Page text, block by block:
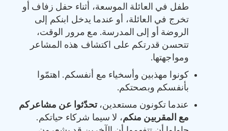
طفل في العائلة الموسعة، أثناء حفل زفاف أو
تخرج في العائلة، أو عندما يدخل ابنكم إلى
الروضة أو إلى المدرسة. مع مرور الوقت،
تتحسن قدرتكم على اكتشاف هذه المشاعر
ومواجهتها.
كونوا مهذبين وأسخياء مع أنفسكم. اهتمّوا
بأنفسكم وبصحتكم.
عندما تكونون مستعدين، تحدّثوا عن مشاعركم
مع المقربين منكم، لا سيما شركاء حياتكم.